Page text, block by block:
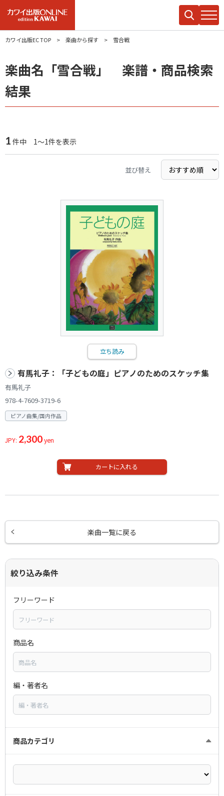
カワイ出版EC TOP 楽曲から探す 雪合戦
楽曲名「雪合戦」 楽譜・商品検索
結果
1 件中 1～1件を表示
並び替え
立ち読み
有馬礼子：「子どもの庭」ピアノのためのスケッチ集
有馬礼子
978-4-7609-3719-6
ピアノ曲集/国内作品
JPY: 2,300yen
カートに入れる
楽曲一覧に戻る
絞り込み条件
フリーワード
商品名
編・著者名
商品カテゴリ